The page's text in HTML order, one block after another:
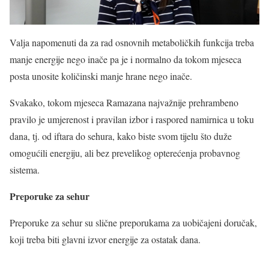
Valja napomenuti da za rad osnovnih metaboličkih funkcija treba
manje energije nego inače pa je i normalno da tokom mjeseca
posta unosite količinski manje hrane nego inače.
Svakako, tokom mjeseca Ramazana najvažnije prehrambeno
pravilo je umjerenost i pravilan izbor i raspored namirnica u toku
dana, tj. od iftara do sehura, kako biste svom tijelu što duže
omogućili energiju, ali bez prevelikog opterećenja probavnog
sistema.
Preporuke za sehur
Preporuke za sehur su slične preporukama za uobičajeni doručak,
koji treba biti glavni izvor energije za ostatak dana.